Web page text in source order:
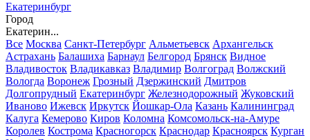
Екатеринбург
Город
Екатерин...
Все Москва Санкт-Петербург Альметьевск Архангельск
Астрахань Балашиха Барнаул Белгород Брянск Видное
Владивосток Владикавказ Владимир Волгоград Волжский
Вологда Воронеж Грозный Дзержинский Дмитров
Долгопрудный Екатеринбург Железнодорожный Жуковский
Иваново Ижевск Иркутск Йошкар-Ола Казань Калининград
Калуга Кемерово Киров Коломна Комсомольск-на-Амуре
Королев Кострома Красногорск Краснодар Красноярск Курган